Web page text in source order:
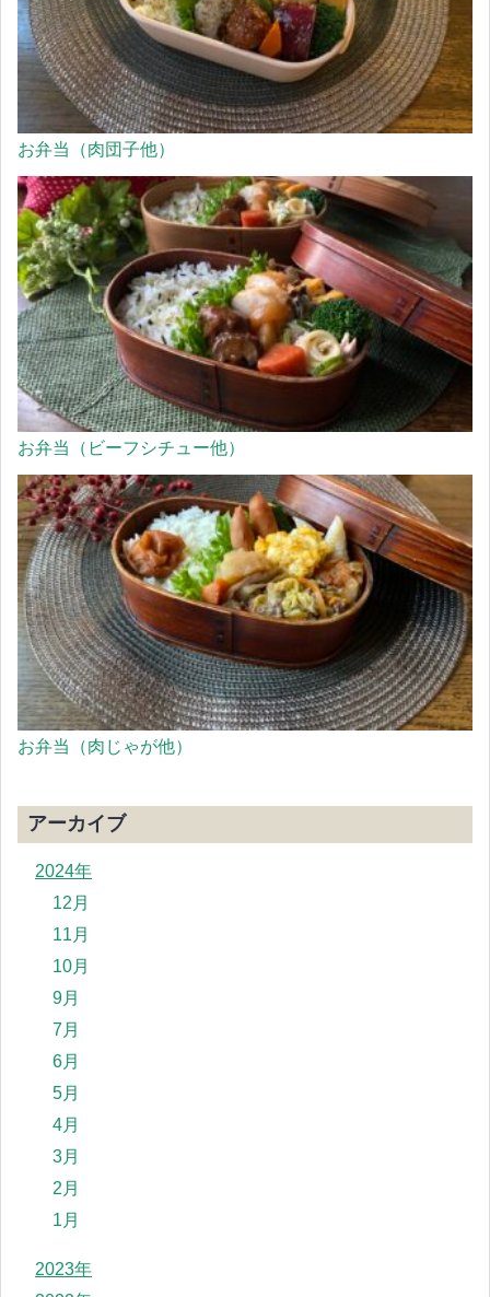
お弁当（肉団子他）
お弁当（ビーフシチュー他）
お弁当（肉じゃが他）
アーカイブ
2024年
12月
11月
10月
9月
7月
6月
5月
4月
3月
2月
1月
2023年